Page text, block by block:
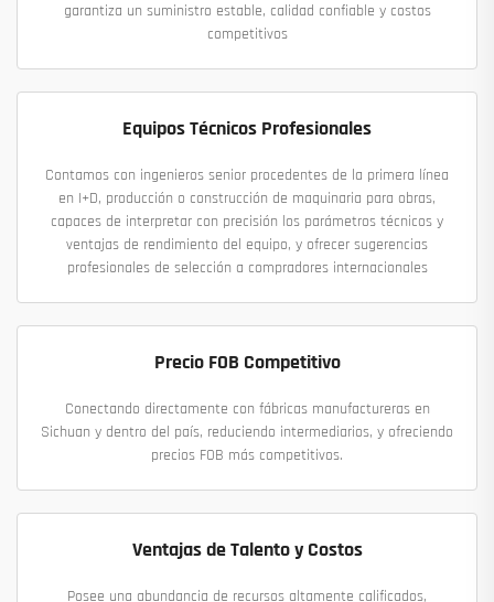
garantiza un suministro estable, calidad confiable y costos
competitivos
Equipos Técnicos Profesionales
Contamos con ingenieros senior procedentes de la primera línea
en I+D, producción o construcción de maquinaria para obras,
capaces de interpretar con precisión los parámetros técnicos y
ventajas de rendimiento del equipo, y ofrecer sugerencias
profesionales de selección a compradores internacionales
Precio FOB Competitivo
Conectando directamente con fábricas manufactureras en
Sichuan y dentro del país, reduciendo intermediarios, y ofreciendo
precios FOB más competitivos.
Ventajas de Talento y Costos
Posee una abundancia de recursos altamente calificados,